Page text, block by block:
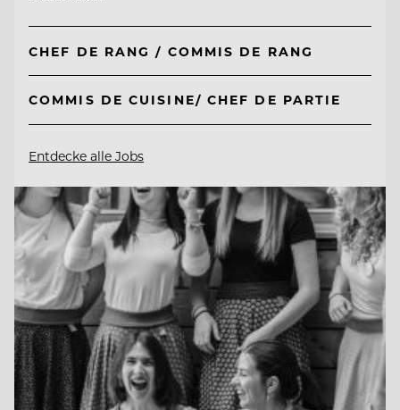
CHEF DE RANG / COMMIS DE RANG
COMMIS DE CUISINE/ CHEF DE PARTIE
Entdecke alle Jobs